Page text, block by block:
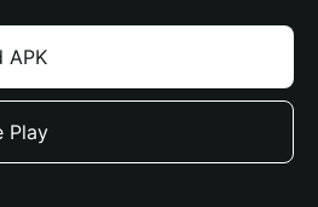
APK
Play